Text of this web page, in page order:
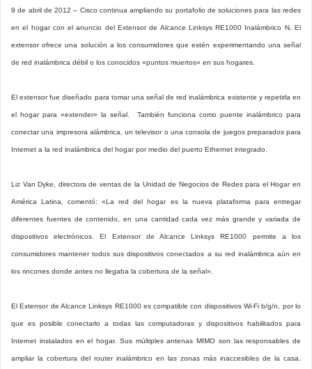
9 de abril de 2012 – Cisco continua ampliando su portafolio de soluciones para las redes
en el hogar con el anuncio del Extensor de Alcance Linksys RE1000 Inalámbrico N. El
extensor ofrece una solución a los consumidores que estén experimentando una señal
de red inalámbrica débil o los conocidos «puntos muertos» en sus hogares.
El extensor fue diseñado para tomar una señal de red inalámbrica existente y repetirla en
el hogar para «extender» la señal. También funciona como puente inalámbrico para
conectar una impresora alámbrica, un televisor o una consola de juegos preparados para
Internet a la red inalámbrica del hogar por medio del puerto Ethernet integrado.
Liz Van Dyke, directora de ventas de la Unidad de Negocios de Redes para el Hogar en
América Latina, comentó: «La red del hogar es la nueva plataforma para entregar
diferentes fuentes de contenido, en una cantidad cada vez más grande y variada de
dispositivos electrónicos. El Extensor de Alcance Linksys RE1000 permite a los
consumidores mantener todos sus dispositivos conectados a su red inalámbrica aún en
los rincones donde antes no llegaba la cobertura de la señal».
El Extensor de Alcance Linksys RE1000 es compatible con dispositivos Wi-Fi b/g/n, por lo
que es posible conectarlo a todas las computadoras y dispositivos habilitados para
Internet instalados en el hogar. Sus múltiples antenas MIMO son las responsables de
ampliar la cobertura del router inalámbrico en las zonas más inaccesibles de la casa.